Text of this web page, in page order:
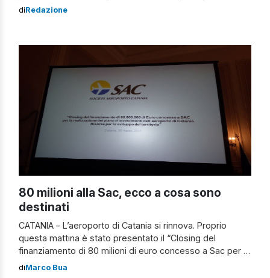
giuste e necessarie a comunicare in modo corretto con i
diRedazione
80 milioni alla Sac, ecco a cosa sono
destinati
CATANIA – L’aeroporto di Catania si rinnova. Proprio
questa mattina è stato presentato il “Closing del
finanziamento di 80 milioni di euro concesso a Sac per la
realizzazione del piano d’investimenti dell’aeroporto di
diMarco Bua